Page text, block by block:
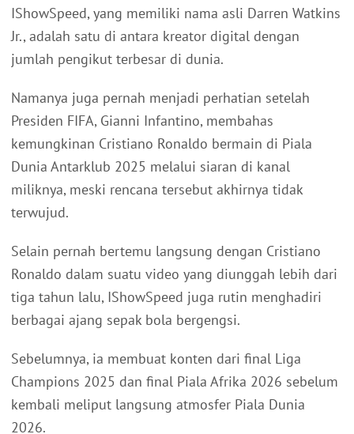
IShowSpeed, yang memiliki nama asli Darren Watkins
Jr., adalah satu di antara kreator digital dengan
jumlah pengikut terbesar di dunia.
Namanya juga pernah menjadi perhatian setelah
Presiden FIFA, Gianni Infantino, membahas
kemungkinan Cristiano Ronaldo bermain di Piala
Dunia Antarklub 2025 melalui siaran di kanal
miliknya, meski rencana tersebut akhirnya tidak
terwujud.
Selain pernah bertemu langsung dengan Cristiano
Ronaldo dalam suatu video yang diunggah lebih dari
tiga tahun lalu, IShowSpeed juga rutin menghadiri
berbagai ajang sepak bola bergengsi.
Sebelumnya, ia membuat konten dari final Liga
Champions 2025 dan final Piala Afrika 2026 sebelum
kembali meliput langsung atmosfer Piala Dunia
2026.